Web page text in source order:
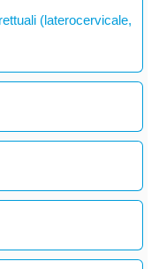
(laterocervicale,